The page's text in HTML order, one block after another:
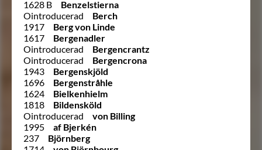
1628 B
Benzelstierna
Ointroducerad
Berch
1917
Berg von Linde
1617
Bergenadler
Ointroducerad
Bergencrantz
Ointroducerad
Bergencrona
1943
Bergenskjöld
1696
Bergenstråhle
1624
Bielkenhielm
1818
Bildensköld
Ointroducerad
von Billing
1995
af Bjerkén
237
Björnberg